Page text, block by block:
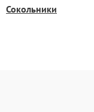
Сокольники